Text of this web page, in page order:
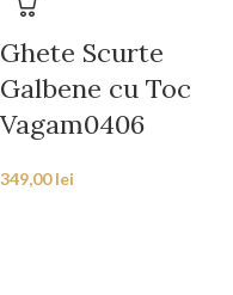
Ghete Scurte
Galbene cu Toc
Vagam0406
349,00lei